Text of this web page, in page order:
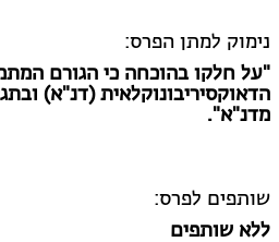
נימוק למתן הפרס:
"על חלקו בהוכחה כי הגורם
הדאוקסיריבונוקלאית (דנ"א)
מדנ"א".
שותפים לפרס:
ללא שותפים